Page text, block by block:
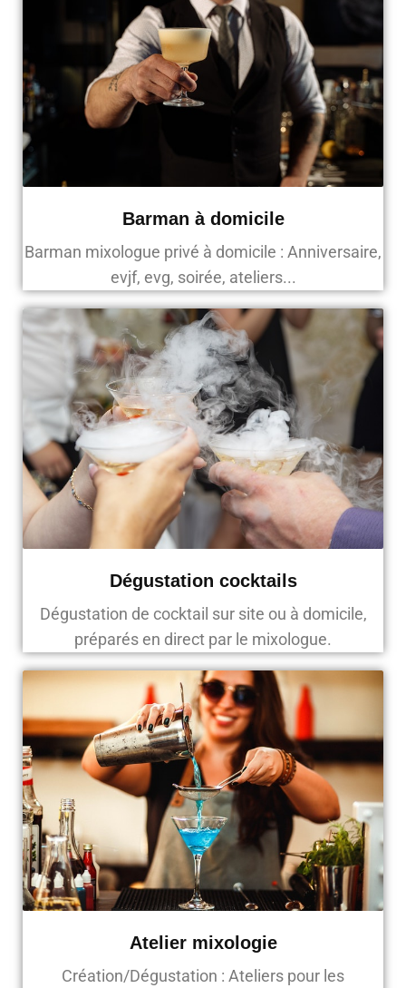
Barman à domicile
Barman mixologue privé à domicile : Anniversaire,
evjf, evg, soirée, ateliers...
Dégustation cocktails
Dégustation de cocktail sur site ou à domicile,
préparés en direct par le mixologue.
Atelier mixologie
Création/Dégustation : Ateliers pour les